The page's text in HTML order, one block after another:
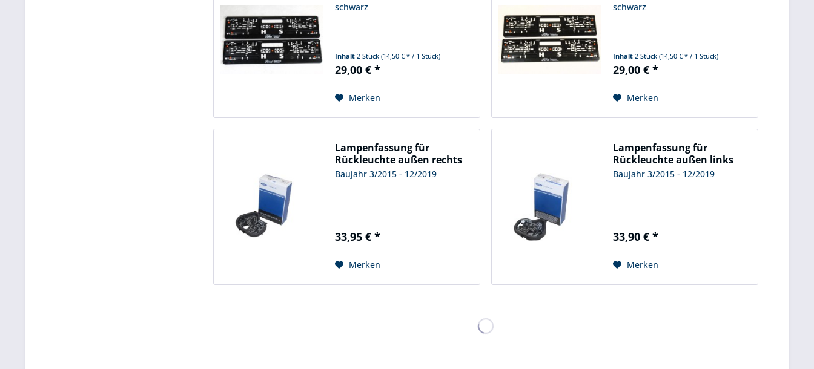
schwarz
Inhalt 2 Stück(14,50 € * / 1 Stück)
29,00 € *
Merken
schwarz
Inhalt 2 Stück(14,50 € * / 1 Stück)
29,00 € *
Merken
Lampenfassung für
Rückleuchte außen rechts
Ford...
Baujahr 3/2015 - 12/2019
33,95 € *
Merken
Lampenfassung für
Rückleuchte außen links
Ford...
Baujahr 3/2015 - 12/2019
33,90 € *
Merken